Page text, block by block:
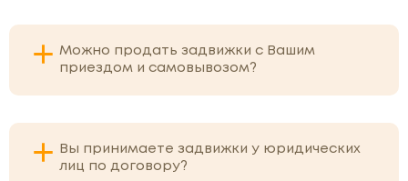
Можно продать задвижки с Вашим
приездом и самовывозом?
Вы принимаете задвижки у юридических
лиц по договору?